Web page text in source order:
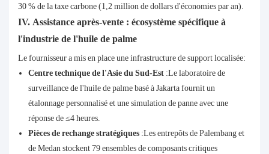
30 % de la taxe carbone (1,2 million de dollars d'économies par an).
IV. Assistance après-vente : écosystème spécifique à
l'industrie de l'huile de palme
Le fournisseur a mis en place une infrastructure de support localisée:
Centre technique de l'Asie du Sud-Est :Le laboratoire de
surveillance de l'huile de palme basé à Jakarta fournit un
étalonnage personnalisé et une simulation de panne avec une
réponse de ≤4 heures.
Pièces de rechange stratégiques :Les entrepôts de Palembang et
de Medan stockent 79 ensembles de composants critiques